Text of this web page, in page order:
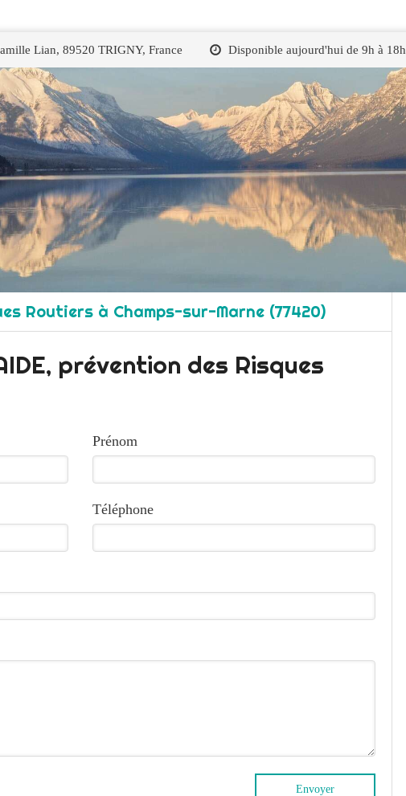
Lian, 89520 TRIGNY, France Disponible aujourd'hui de 9h à 18h
Routiers à Champs-sur-Marne (77420)
prévention des Risques
Prénom
Téléphone
Envoyer